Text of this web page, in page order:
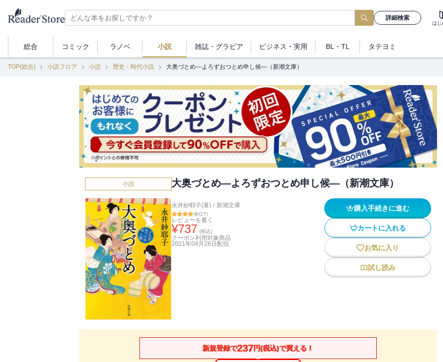
詳細検索
はじ
総合 コミック ラノベ 小説 雑誌・ グラビア ビジネス ・実用 BL・TL タテヨミ
TOP(総合) 小説フロア 小説 歴史・時代小説 大奥づとめ―よろずおつとめ申し候―（新潮文庫）
小説 大奥づとめ―よろずおつとめ申し候―（新潮文庫）
永井紗耶子(著) / 新潮文庫
(27)
レビューを書く
¥737 (税込)
クーポン利用対象商品
2021年04月26日 配信
購入手続きに進む
カートに入れる
お気に入り
試し読み
新規登録で237円(税込)で買える！